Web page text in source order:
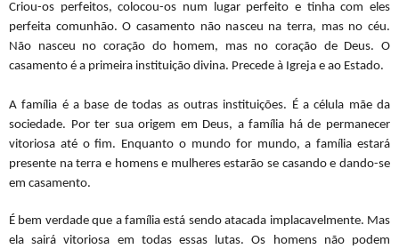
Criou-os perfeitos, colocou-os num lugar perfeito e tinha com eles
perfeita comunhão. O casamento não nasceu na terra, mas no céu.
Não nasceu no coração do homem, mas no coração de Deus. O
casamento é a primeira instituição divina. Precede à Igreja e ao Estado.
A família é a base de todas as outras instituições. É a célula mãe da
sociedade. Por ter sua origem em Deus, a família há de permanecer
vitoriosa até o fim. Enquanto o mundo for mundo, a família estará
presente na terra e homens e mulheres estarão se casando e dando-se
em casamento.
É bem verdade que a família está sendo atacada implacavelmente. Mas
ela sairá vitoriosa em todas essas lutas. Os homens não podem